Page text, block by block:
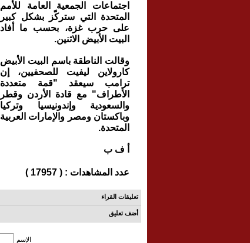
اجتماعات الجمعية العامة للأمم
المتحدة التي ستركّز بشكل كبير
على حرب غزة، بحسب ما أفاد
البيت الأبيض الاثنين.
وقالت الناطقة باسم البيت الأبيض
كارولاين ليفيت للصحفيين، إن
ترامب سيعقد "قمة متعددة
الأطراف" مع قادة الأردن وقطر
والسعودية وإندونيسيا وتركيا
وباكستان ومصر والإمارات العربية
المتحدة.
أ ف ب
عدد المشاهدات : ( 17957 )
تعليقات القراء
أضف تعليق
الإسم